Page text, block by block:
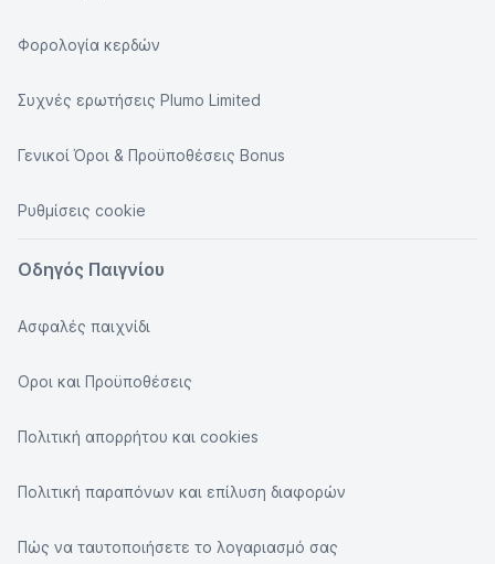
Φορολογία κερδών
Συχνές ερωτήσεις Plumo Limited
Γενικοί Όροι & Προϋποθέσεις Bonus
Ρυθμίσεις cookie
Οδηγός Παιγνίου
Ασφαλές παιχνίδι
Οροι και Προϋποθέσεις
Πολιτική απορρήτου και cookies
Πολιτική παραπόνων και επίλυση διαφορών
Πώς να ταυτοποιήσετε το λογαριασμό σας